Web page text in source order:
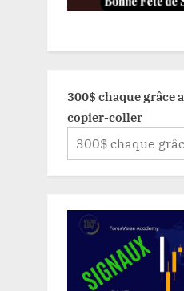
300$ chaque grâce
copier-coller